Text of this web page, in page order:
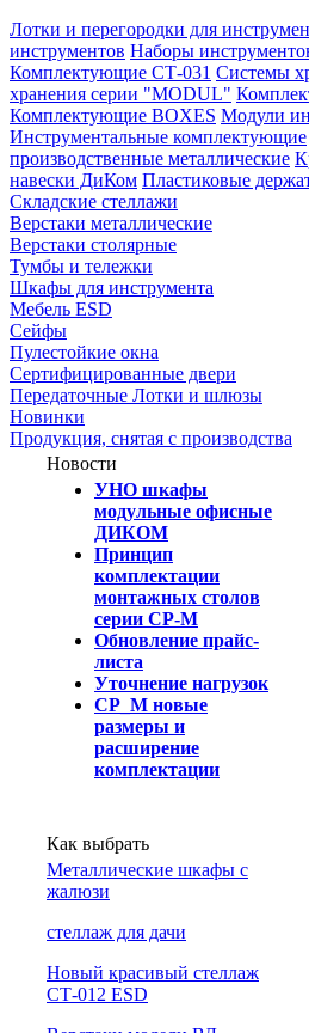
Лотки и перегородки для
инструментов Наборы
Комплектующие СТ-031 Системы
хранения серии "MODUL"
Комплектующие BOXES Модули
Инструментальные комплектующие
производственные металлические
навески ДиКом Пластиковые
Складские стеллажи
Верстаки металлические
Верстаки столярные
Тумбы и тележки
Шкафы для инструмента
Мебель ESD
Сейфы
Пулестойкие окна
Сертифицированные двери
Передаточные Лотки и шлюзы
Новинки
Продукция, снятая с производства
Новости
УНО шкафы
модульные офисные
ДИКОМ
Принцип
комплектации
монтажных столов
серии СР-М
Обновление прайс-
листа
Уточнение нагрузок
СР_М новые
размеры и
расширение
комплектации
Как выбрать
Металлические шкафы с
жалюзи
cтеллаж для дачи
Новый красивый стеллаж
СТ-012 ESD